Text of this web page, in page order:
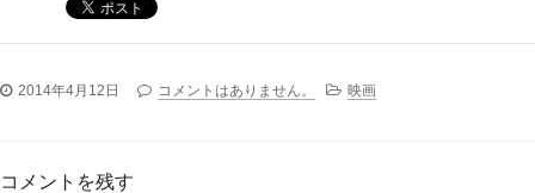
2014年4月12日 コメントはありません。 映画
コメントを残す